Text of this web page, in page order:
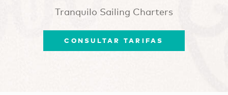
Tranquilo Sailing Charters
CONSULTAR TARIFAS